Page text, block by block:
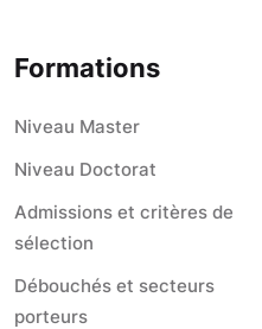
Formations
Niveau Master
Niveau Doctorat
Admissions et critères de
sélection
Débouchés et secteurs
porteurs